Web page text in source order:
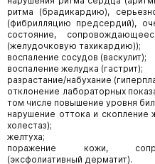
ритма (брадикардию),
(фибрилляцию предсердий),
состояние,
(желудочковую тахикардию));
воспаление сосудов (васкулит);
воспаление желудка (гастрит);
разрастание/набухание
отклонение лабораторных
том числе повышение уровня
нарушение оттока и скопление
холестаз);
желтуха;
поражение кожи,
(эксфолиативный дерматит).